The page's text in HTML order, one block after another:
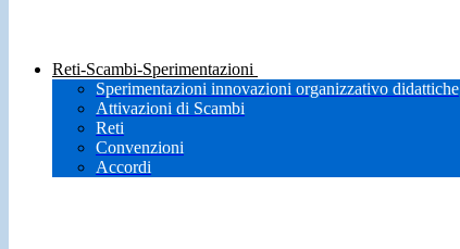
Reti-Scambi-Sperimentazioni
Sperimentazioni innovazioni organizzativo didattiche
Attivazioni di Scambi
Reti
Convenzioni
Accordi